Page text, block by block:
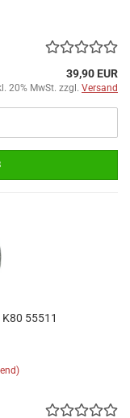
39,90 EUR
20% MwSt. zzgl. Versand
55511